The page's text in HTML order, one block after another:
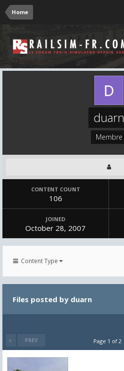
Home
duarn
Membre
CONTENT COUNT
106
JOINED
October 28, 2007
Content Type
Files posted by duarn
PREV Page 1 of 2